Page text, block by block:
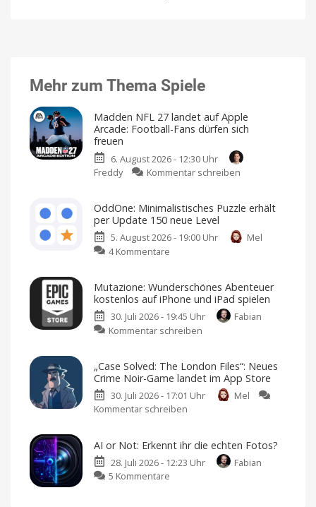
Mehr zum Thema Spiele
Madden NFL 27 landet auf Apple
Arcade: Football-Fans dürfen sich
freuen
6. August 2026 - 12:30 Uhr
Freddy
Kommentar schreiben
27
auf
Fans
dürfen
sich
iPhone
und
iPad
OddOne: Minimalistisches Puzzle erhält
per Update 150 neue Level
5. August 2026 - 19:00 Uhr
Mel
4 Kommentare
Puzzle
erhält
per
Update
Level
Weitere
und
In-
Mutazione: Wunderschönes Abenteuer
kostenlos auf iPhone und iPad spielen
30. Juli 2026 - 19:45 Uhr
Fabian
Kommentar schreiben
Abenteuer
kostenlos
auf
spielen
Jetzt
im
„Case Solved: The London Files“: Neues
Crime Noir-Game landet im App Store
30. Juli 2026 - 17:01 Uhr
Mel
Kommentar schreiben
The
London
AI or Not: Erkennt ihr die echten Fotos?
28. Juli 2026 - 12:23 Uhr
Fabian
5 Kommentare